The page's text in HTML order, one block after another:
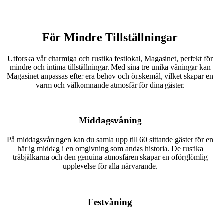
För Mindre Tillställningar
Utforska vår charmiga och rustika festlokal, Magasinet, perfekt för
mindre och intima tillställningar. Med sina tre unika våningar kan
Magasinet anpassas efter era behov och önskemål, vilket skapar en
varm och välkomnande atmosfär för dina gäster.
Middagsvåning
På middagsvåningen kan du samla upp till 60 sittande gäster för en
härlig middag i en omgivning som andas historia. De rustika
träbjälkarna och den genuina atmosfären skapar en oförglömlig
upplevelse för alla närvarande.
Festvåning